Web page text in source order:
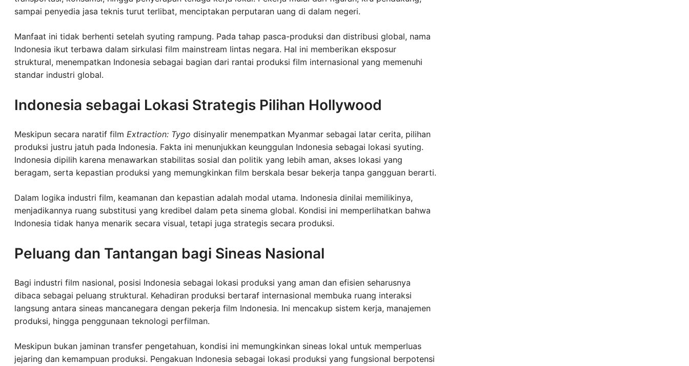
sampai penyedia jasa teknis turut terlibat, menciptakan perputaran uang di dalam negeri.
Manfaat ini tidak berhenti setelah syuting rampung. Pada tahap pasca-produksi dan distribusi global, nama
Indonesia ikut terbawa dalam sirkulasi film mainstream lintas negara. Hal ini memberikan eksposur
struktural, menempatkan Indonesia sebagai bagian dari rantai produksi film internasional yang memenuhi
standar industri global.
Indonesia sebagai Lokasi Strategis Pilihan Hollywood
Meskipun secara naratif film Extraction: Tygo disinyalir menempatkan Myanmar sebagai latar cerita, pilihan
produksi justru jatuh pada Indonesia. Fakta ini menunjukkan keunggulan Indonesia sebagai lokasi syuting.
Indonesia dipilih karena menawarkan stabilitas sosial dan politik yang lebih aman, akses lokasi yang
beragam, serta kepastian produksi yang memungkinkan film berskala besar bekerja tanpa gangguan berarti.
Dalam logika industri film, keamanan dan kepastian adalah modal utama. Indonesia dinilai memilikinya,
menjadikannya ruang substitusi yang kredibel dalam peta sinema global. Kondisi ini memperlihatkan bahwa
Indonesia tidak hanya menarik secara visual, tetapi juga strategis secara produksi.
Peluang dan Tantangan bagi Sineas Nasional
Bagi industri film nasional, posisi Indonesia sebagai lokasi produksi yang aman dan efisien seharusnya
dibaca sebagai peluang struktural. Kehadiran produksi bertaraf internasional membuka ruang interaksi
langsung antara sineas mancanegara dengan pekerja film Indonesia. Ini mencakup sistem kerja, manajemen
produksi, hingga penggunaan teknologi perfilman.
Meskipun bukan jaminan transfer pengetahuan, kondisi ini memungkinkan sineas lokal untuk memperluas
jejaring dan kemampuan produksi. Pengakuan Indonesia sebagai lokasi produksi yang fungsional berpotensi